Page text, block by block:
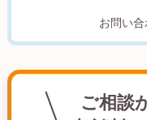
お問い
ご相談